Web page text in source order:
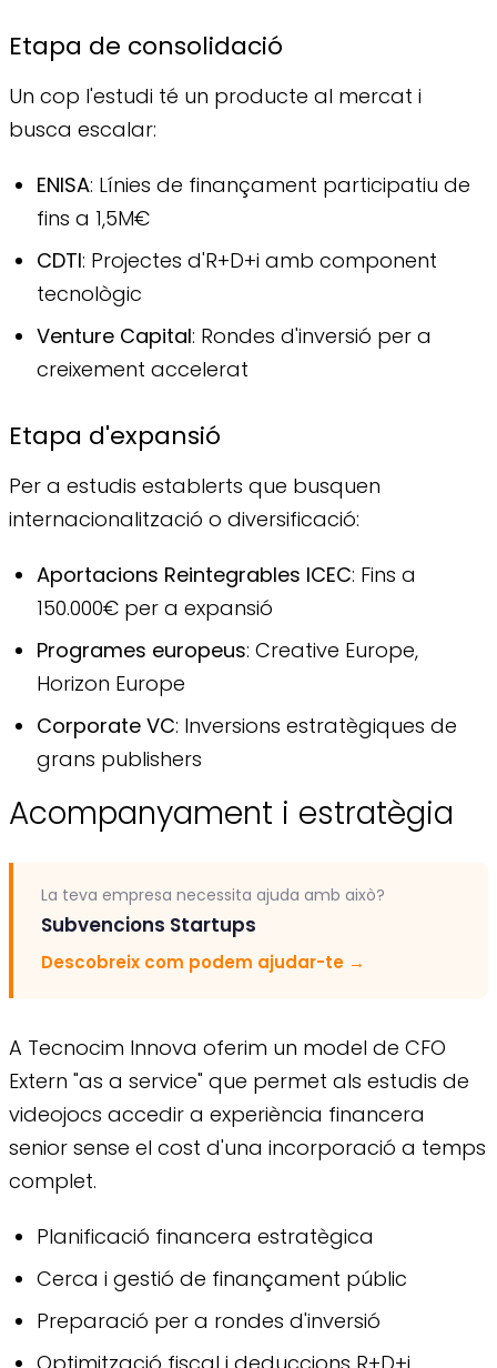
Etapa de consolidació
Un cop l'estudi té un producte al mercat i
busca escalar:
ENISA: Línies de finançament participatiu de
fins a 1,5M€
CDTI: Projectes d'R+D+i amb component
tecnològic
Venture Capital: Rondes d'inversió per a
creixement accelerat
Etapa d'expansió
Per a estudis establerts que busquen
internacionalització o diversificació:
Aportacions Reintegrables ICEC: Fins a
150.000€ per a expansió
Programes europeus: Creative Europe,
Horizon Europe
Corporate VC: Inversions estratègiques de
grans publishers
Acompanyament i estratègia
La teva empresa necessita ajuda amb això?
Subvencions Startups
Descobreix com podem ajudar-te →
A Tecnocim Innova oferim un model de CFO
Extern "as a service" que permet als estudis de
videojocs accedir a experiència financera
senior sense el cost d'una incorporació a temps
complet.
Planificació financera estratègica
Cerca i gestió de finançament públic
Preparació per a rondes d'inversió